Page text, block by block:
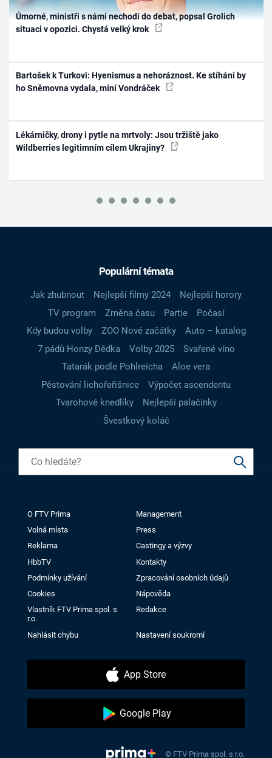
Úmorné, ministři s námi nechodí do debat, popsal Grolich
situaci v opozici. Chystá velký krok
Bartošek k Turkovi: Hyenismus a nehoráznost. Ke stíhání by
ho Sněmovna vydala, míní Vondráček
Lékárničky, drony i pytle na mrtvoly: Jsou tržiště jako
Wildberries legitimním cílem Ukrajiny?
Populární témata
Jak zhubnout Nejlepší filmy 2024
Nejlepší horory
TV program
Změna času Partie
Počasí
Kdy budou volby
ZOO Nové začátky
Auto – katalog
7 pádů Honzy Dědka
Volby 2025
Svařené víno
Tatarák podle Pohlreicha
Aloe vera
Pěstování lichořeřišnice
Výpočet ascendentu
Tvarohové knedlíky
Nejlepší palačinky
Švestkový koláč
O FTV Prima
Management
Volná místa
Press
Reklama
Castingy a výzvy
HbbTV
Kontakty
Podmínky užívání
Zpracování osobních údajů
Cookies
Nápověda
Vlastník FTV Prima spol. s
r.o.
Redakce
Nahlásit chybu Nastavení soukromí
App Store
Google Play
© FTV Prima spol. s r.o.